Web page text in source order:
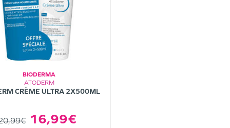
BIODERMA
ATODERM
CRÈME ULTRA 2X500ML
16,99€